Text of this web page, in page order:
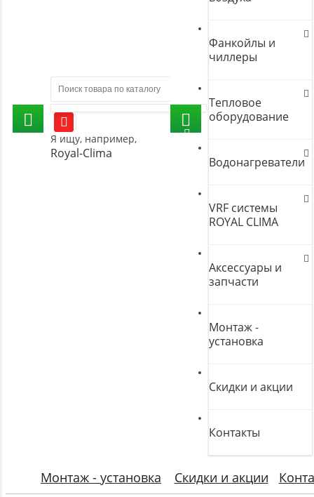
Я ищу, например,
Royal-Clima
Фанкойлы и
чиллеры
Тепловое
оборудование
Водонагреватели
VRF системы
ROYAL CLIMA
Аксессуары и
запчасти
Монтаж -
установка
Скидки и акции
Контакты
Монтаж - установка Скидки и акции